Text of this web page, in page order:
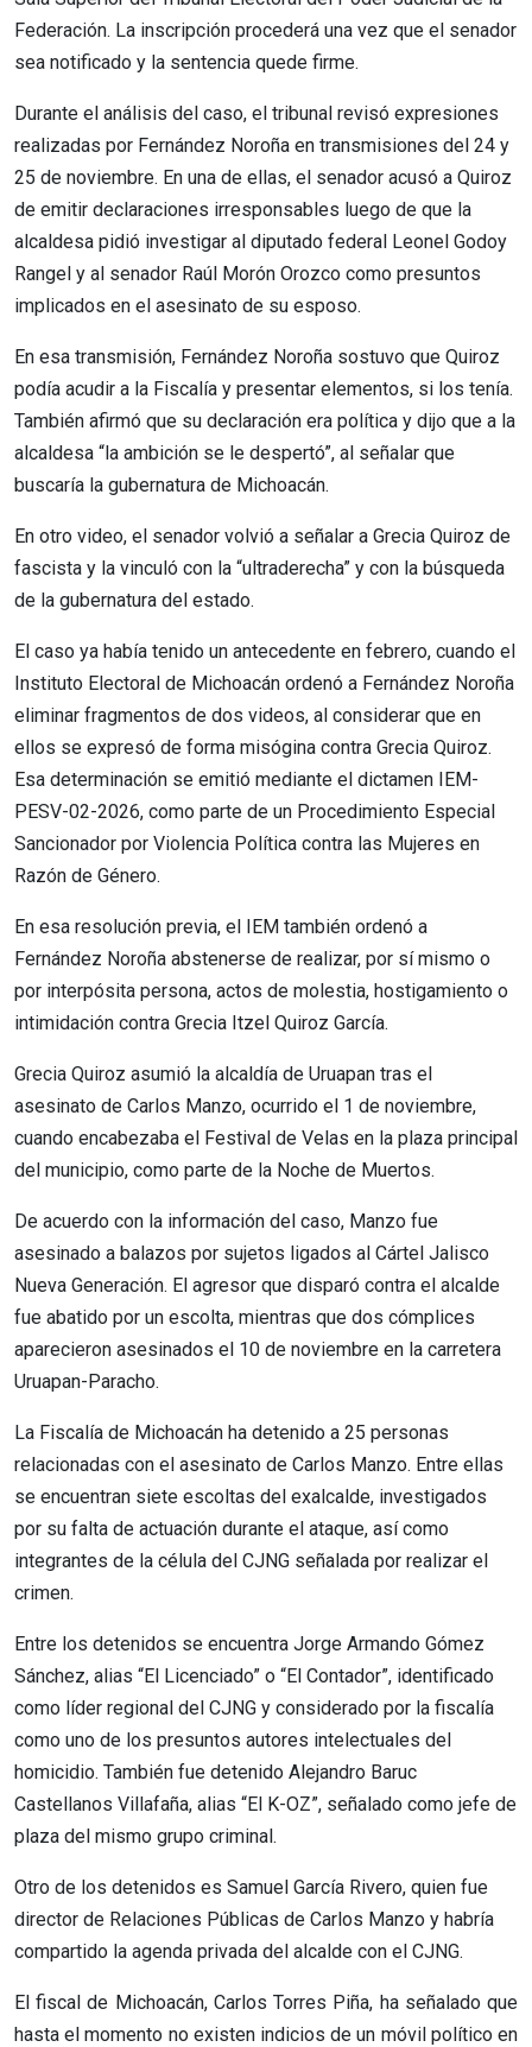
Federación. La inscripción procederá una vez que el senador
sea notificado y la sentencia quede firme.
Durante el análisis del caso, el tribunal revisó expresiones
realizadas por Fernández Noroña en transmisiones del 24 y
25 de noviembre. En una de ellas, el senador acusó a Quiroz
de emitir declaraciones irresponsables luego de que la
alcaldesa pidió investigar al diputado federal Leonel Godoy
Rangel y al senador Raúl Morón Orozco como presuntos
implicados en el asesinato de su esposo.
En esa transmisión, Fernández Noroña sostuvo que Quiroz
podía acudir a la Fiscalía y presentar elementos, si los tenía.
También afirmó que su declaración era política y dijo que a la
alcaldesa “la ambición se le despertó”, al señalar que
buscaría la gubernatura de Michoacán.
En otro video, el senador volvió a señalar a Grecia Quiroz de
fascista y la vinculó con la “ultraderecha” y con la búsqueda
de la gubernatura del estado.
El caso ya había tenido un antecedente en febrero, cuando el
Instituto Electoral de Michoacán ordenó a Fernández Noroña
eliminar fragmentos de dos videos, al considerar que en
ellos se expresó de forma misógina contra Grecia Quiroz.
Esa determinación se emitió mediante el dictamen IEM-
PESV-02-2026, como parte de un Procedimiento Especial
Sancionador por Violencia Política contra las Mujeres en
Razón de Género.
En esa resolución previa, el IEM también ordenó a
Fernández Noroña abstenerse de realizar, por sí mismo o
por interpósita persona, actos de molestia, hostigamiento o
intimidación contra Grecia Itzel Quiroz García.
Grecia Quiroz asumió la alcaldía de Uruapan tras el
asesinato de Carlos Manzo, ocurrido el 1 de noviembre,
cuando encabezaba el Festival de Velas en la plaza principal
del municipio, como parte de la Noche de Muertos.
De acuerdo con la información del caso, Manzo fue
asesinado a balazos por sujetos ligados al Cártel Jalisco
Nueva Generación. El agresor que disparó contra el alcalde
fue abatido por un escolta, mientras que dos cómplices
aparecieron asesinados el 10 de noviembre en la carretera
Uruapan-Paracho.
La Fiscalía de Michoacán ha detenido a 25 personas
relacionadas con el asesinato de Carlos Manzo. Entre ellas
se encuentran siete escoltas del exalcalde, investigados
por su falta de actuación durante el ataque, así como
integrantes de la célula del CJNG señalada por realizar el
crimen.
Entre los detenidos se encuentra Jorge Armando Gómez
Sánchez, alias “El Licenciado” o “El Contador”, identificado
como líder regional del CJNG y considerado por la fiscalía
como uno de los presuntos autores intelectuales del
homicidio. También fue detenido Alejandro Baruc
Castellanos Villafaña, alias “El K-OZ”, señalado como jefe de
plaza del mismo grupo criminal.
Otro de los detenidos es Samuel García Rivero, quien fue
director de Relaciones Públicas de Carlos Manzo y habría
compartido la agenda privada del alcalde con el CJNG.
El fiscal de Michoacán, Carlos Torres Piña, ha señalado que
hasta el momento no existen indicios de un móvil político en